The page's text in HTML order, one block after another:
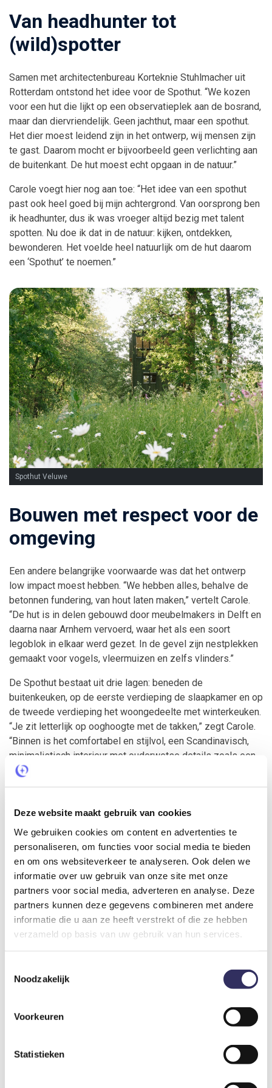
Deze website maakt gebruik van cookies
We gebruiken cookies om content en advertenties te
personaliseren, om functies voor social media te bieden
en om ons websiteverkeer te analyseren. Ook delen we
informatie over uw gebruik van onze site met onze
partners voor social media, adverteren en analyse. Deze
partners kunnen deze gegevens combineren met andere
informatie die u aan ze heeft verstrekt of die ze hebben
verzameld op basis van uw gebruik van hun services.
Noodzakelijk
Voorkeuren
Statistieken
Van headhunter tot
(wild)spotter
Samen met architectenbureau Korteknie Stuhlmacher uit
Rotterdam ontstond het idee voor de Spothut. “We kozen
voor een hut die lijkt op een observatieplek aan de bosrand,
maar dan diervriendelijk. Geen jachthut, maar een spothut.
Het dier moest leidend zijn in het ontwerp, wij mensen zijn
te gast. Daarom mocht er bijvoorbeeld geen verlichting aan
de buitenkant. De hut moest echt opgaan in de natuur.”
Carole voegt hier nog aan toe: “Het idee van een spothut
past ook heel goed bij mijn achtergrond. Van oorsprong ben
ik headhunter, dus ik was vroeger altijd bezig met talent
spotten. Nu doe ik dat in de natuur: kijken, ontdekken,
bewonderen. Het voelde heel natuurlijk om de hut daarom
een ‘Spothut’ te noemen.”
Spothut Veluwe
Bouwen met respect voor de
omgeving
Een andere belangrijke voorwaarde was dat het ontwerp
low impact moest hebben. “We hebben alles, behalve de
betonnen fundering, van hout laten maken,” vertelt Carole.
“De hut is in delen gebouwd door meubelmakers in Delft en
daarna naar Arnhem vervoerd, waar het als een soort
legoblok in elkaar werd gezet. In de gevel zijn nestplekken
gemaakt voor vogels, vleermuizen en zelfs vlinders.”
De Spothut bestaat uit drie lagen: beneden de
buitenkeuken, op de eerste verdieping de slaapkamer en op
de tweede verdieping het woongedeelte met winterkeuken.
“Je zit letterlijk op ooghoogte met de takken,” zegt Carole.
“Binnen is het comfortabel en stijlvol, een Scandinavisch,
minimalistisch interieur met ouderwetse details zoals een
fluitketel en een gewoon koffiezetapparaat waardoor je hier
echt even tot rust komt. Buiten is een vuurplaats waar je
Keukentje van de Spothut
Tussen kunst en natuur